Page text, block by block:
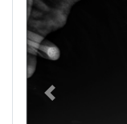
Previous